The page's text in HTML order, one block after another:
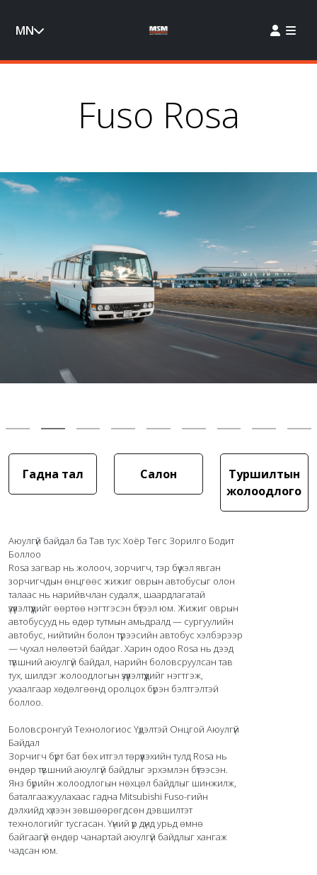
MN
Fuso Rosa
Гадна тал Салон
Туршилтын
жолоодлого
Аюулгүй байдал ба Тав тух: Хоёр Төгс Зорилго Бодит
Боллоо
Rosa загвар нь жолооч, зорчигч, тэр бүү хэл явган
зорчигчдын өнцгөөс жижиг оврын автобусыг олон
талаас нь нарийвчлан судалж, шаардлагатай
үзүүлэлтүүдийг өөртөө нэгтгэсэн бүтээл юм. Жижиг оврын
автобусууд нь өдөр тутмын амьдралд — сургуулийн
автобус, нийтийн болон түрээсийн автобус хэлбэрээр
— чухал нөлөөтэй байдаг. Харин одоо Rosa нь дээд
түвшний аюулгүй байдал, нарийн боловсруулсан тав
тух, шилдэг жолоодлогын үзүүлэлтүүдийг нэгтгэж,
ухаалгаар хөдөлгөөнд оролцох бүрэн бэлтгэлтэй
боллоо.
Боловсронгуй Технологиос Үүдэлтэй Онцгой Аюулгүй
Байдал
Зорчигч бүрт бат бөх итгэл төрүүлэхийн тулд Rosa нь
өндөр түвшний аюулгүй байдлыг эрхэмлэн бүтээсэн.
Янз бүрийн жолоодлогын нөхцөл байдлыг шинжилж,
баталгаажуулахаас гадна Mitsubishi Fuso-гийн
дэлхийд хүлээн зөвшөөрөгдсөн дэвшилтэт
технологийг тусгасан. Үүний үр дүнд урьд өмнө
байгаагүй өндөр чанартай аюулгүй байдлыг хангаж
чадсан юм.